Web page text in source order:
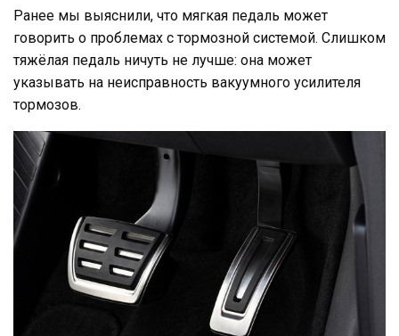
Ранее мы выяснили, что мягкая педаль может
говорить о проблемах с тормозной системой. Слишком
тяжёлая педаль ничуть не лучше: она может
указывать на неисправность вакуумного усилителя
тормозов.